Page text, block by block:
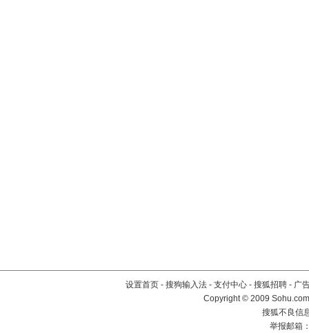
设置首页 - 搜狗输入法 - 支付中心 - 搜狐招聘 - 广
Copyright © 2009
搜狐不良信
举报邮箱